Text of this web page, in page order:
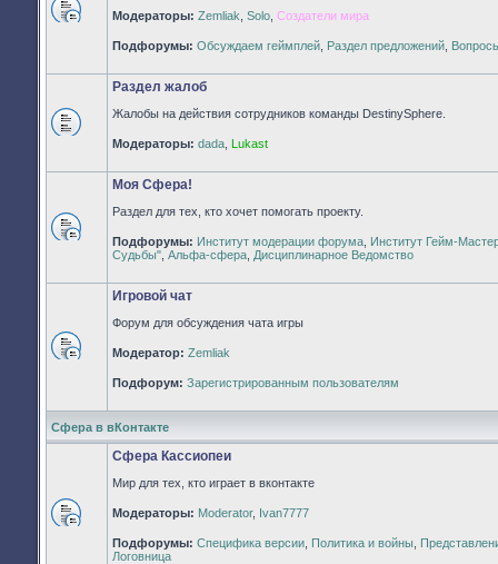
непрочитанных
сообщений
Модераторы: Zemliak Solo Создатели мира
Подфорумы: Обсуждаем геймплей Раздел предложений
Нет
непрочитанных
Раздел жалоб
Жалобы на действия сотрудников команды DestinySphere.
Модераторы: dada Lukast
Нет
непрочитанных
Моя Сфера!
Раздел для тех, кто хочет помогать проекту.
Подфорумы: Институт модерации форума Институт Гейм-
Судьбы" Альфа-сфера Дисциплинарное Ведомство
непрочитанных
сообщений
Игровой чат
Форум для обсуждения чата игры
Модератор: Zemliak
Подфорум: Зарегистрированным пользователям
Сфера в вКонтакте
непрочитанных
сообщений
Сфера Кассиопеи
Мир для тех, кто играет в вконтакте
Модераторы: Moderator, Ivan7777
Подфорумы: Специфика версии Политика и войны
Логовница